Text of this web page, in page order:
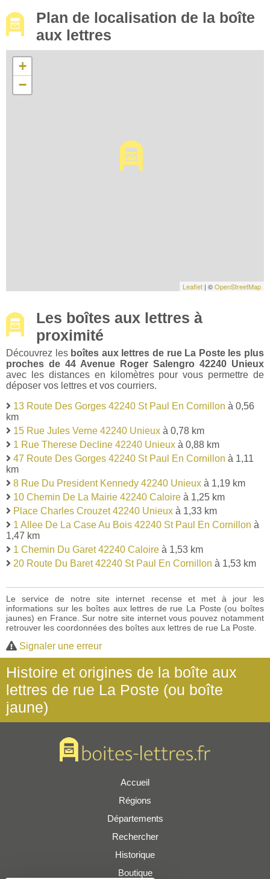
Plan de localisation de la boîte
aux lettres
+
−
Leaflet | ©OpenStreetMap
Les boîtes aux lettres à
proximité
Découvrez les boîtes aux lettres de rue La Poste les plus
proches de 44 Avenue Roger Salengro 42240 Unieux
avec les distances en kilomètres pour vous permettre de
déposer vos lettres et vos courriers.
13 Route Des Gorges 42240 St Paul En Cornillon à 0,56
km
15 Rue Jules Verne 42240 Unieux à 0,78 km
1 Rue Therese Decline 42240 Unieux à 0,88 km
47 Route Des Gorges 42240 St Paul En Cornillon à 1,11
km
8 Rue Du President Kennedy 42240 Unieux à 1,19 km
10 Chemin De La Mairie 42240 Caloire à 1,25 km
Place Charles Crouzet 42240 Unieux à 1,33 km
1 Allee De La Case Au Bois 42240 St Paul En Cornillon à
1,47 km
1 Chemin Du Garet 42240 Caloire à 1,53 km
20 Route Du Baret 42240 St Paul En Cornillon à 1,53 km
Le service de notre site internet recense et met à jour les
informations sur les boîtes aux lettres de rue La Poste (ou boîtes
jaunes) en France. Sur notre site internet vous pouvez notamment
retrouver les coordonnées des boîtes aux lettres de rue La Poste.
Signaler une erreur
Histoire et origines de la boîte aux
lettres de rue La Poste (ou boîte
jaune)
Accueil
Régions
Départements
Rechercher
Historique
Boutique